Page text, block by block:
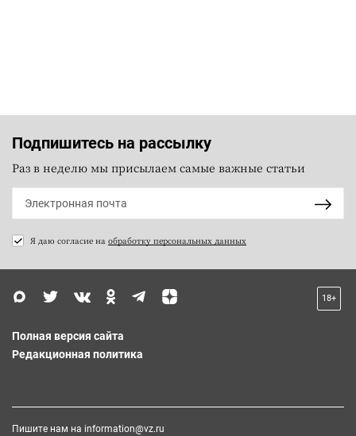
Подпишитесь на рассылку
Раз в неделю мы присылаем самые важные статьи
Я даю согласие на обработку персональных данных
18+
Полная версия сайта
Редакционная политика
Пишите нам на information@vz.ru